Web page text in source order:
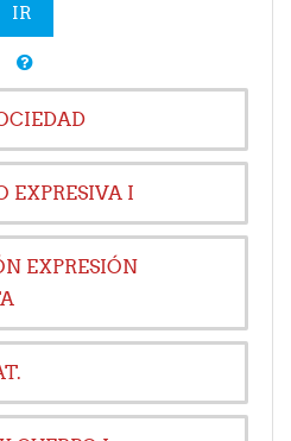
EXPRESIVA I
EXPRESIÓN